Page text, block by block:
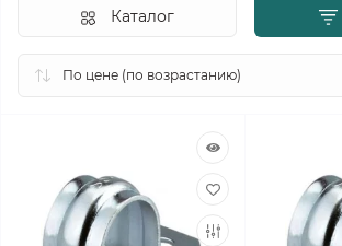
Каталог